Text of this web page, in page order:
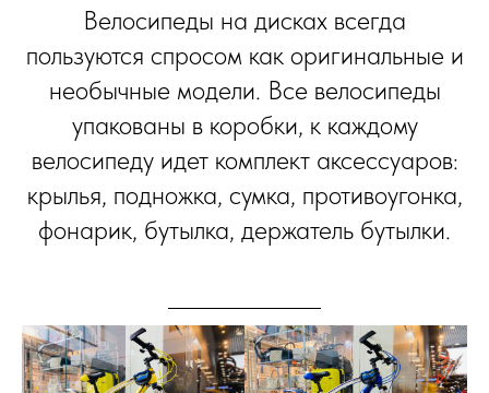
Велосипеды на дисках всегда
пользуются спросом как оригинальные и
необычные модели. Все велосипеды
упакованы в коробки, к каждому
велосипеду идет комплект аксессуаров:
крылья, подножка, сумка, противоугонка,
фонарик, бутылка, держатель бутылки.